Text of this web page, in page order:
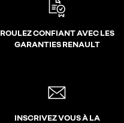
ROULEZ CONFIANT AVEC LES
GARANTIES RENAULT
INSCRIVEZ VOUS À LA